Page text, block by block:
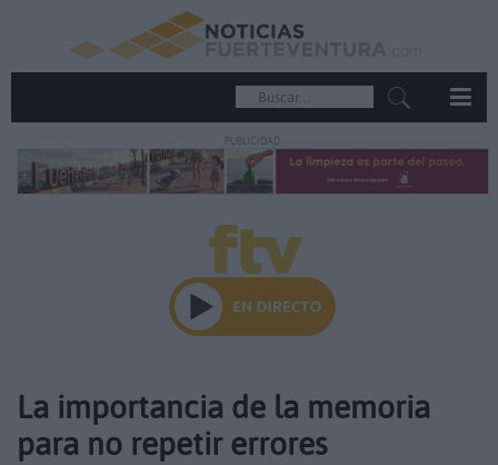
PUBLICIDAD
La importancia de la memoria
para no repetir errores